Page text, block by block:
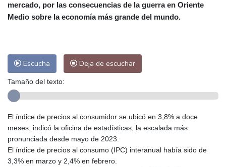
mercado, por las consecuencias de la guerra en Oriente
Medio sobre la economía más grande del mundo.
Escucha Deja de escuchar
Tamaño del texto:
El índice de precios al consumidor se ubicó en 3,8% a doce
meses, indicó la oficina de estadísticas, la escalada más
pronunciada desde mayo de 2023.
El índice de precios al consumo (IPC) interanual había sido de
3,3% en marzo y 2,4% en febrero.